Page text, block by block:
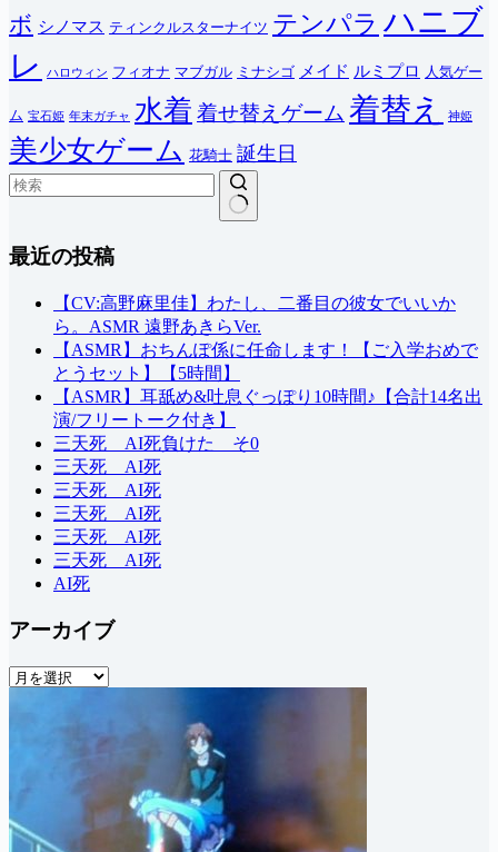
ボ シノマス ティンクルスターナイツ テンパラ ハニブ
レ
ハロウィン フィオナ マブガル ミナシゴ メイド ルミプロ 人気ゲー
ム 宝石姫 年末ガチャ 水着 着せ替えゲーム 着替え 神姫
美少女ゲーム 花騎士 誕生日
果
最近の投稿
【CV:高野麻里佳】わたし、二番目の彼女でいいか
ら。ASMR 遠野あきらVer.
【ASMR】おちんぽ係に任命します！【ご入学おめで
とうセット】【5時間】
【ASMR】耳舐め&吐息ぐっぽり10時間♪【合計14名出
演/フリートーク付き】
三天死 AI死負けた そ0
三天死 AI死
三天死 AI死
三天死 AI死
三天死 AI死
三天死 AI死
AI死
アーカイブ
ア